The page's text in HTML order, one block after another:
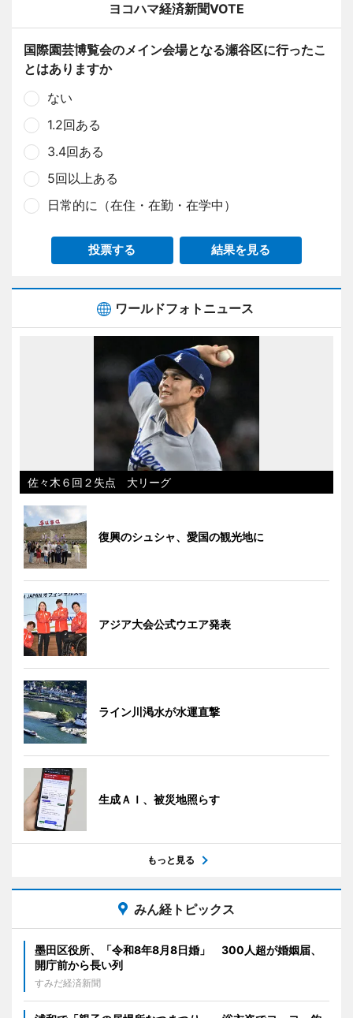
ヨコハマ経済新聞VOTE
国際園芸博覧会のメイン会場となる瀬谷区に行ったこ
とはありますか
ない
1.2回ある
3.4回ある
5回以上ある
日常的に（在住・在勤・在学中）
投票する 結果を見る
ワールドフォトニュース
佐々木６回２失点 大リーグ
復興のシュシャ、愛国の観光地に
アジア大会公式ウエア発表
ライン川渇水が水運直撃
生成ＡＩ、被災地照らす
もっと見る
みん経トピックス
墨田区役所、「令和8年8月8日婚」 300人超が婚姻届、
開庁前から長い列
すみだ経済新聞